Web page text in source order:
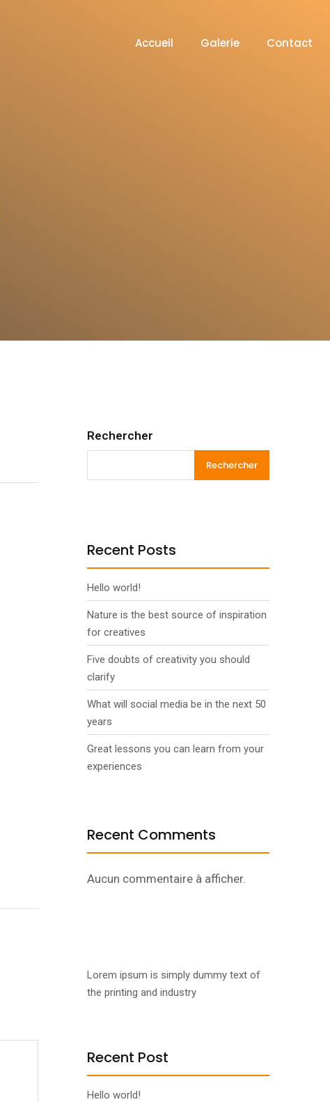
Accueil Galerie Contact
Rechercher
Rechercher
Recent Posts
Hello world!
Nature is the best source of inspiration
for creatives
Five doubts of creativity you should
clarify
What will social media be in the next 50
years
Great lessons you can learn from your
experiences
Recent Comments
Aucun commentaire à afficher.
Lorem ipsum is simply dummy text of
the printing and industry
Recent Post
Hello world!